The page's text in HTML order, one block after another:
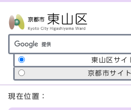
サイト内検索の範囲
東山区サイ
京都市サイ
ここから本文です
現在位置：